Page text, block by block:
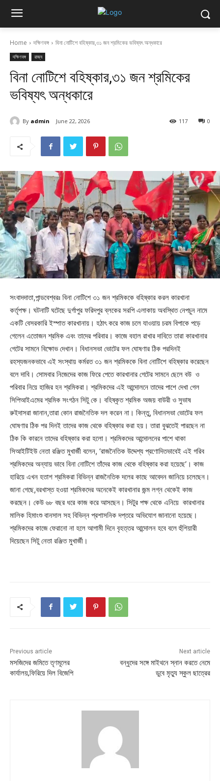
Home দক্ষিণবঙ্গ বিনা নোটিশে বহিষ্কার,৩১ জন শ্রমিকের ভবিষ্যৎ অন্ধকারে
দক্ষিণবঙ্গ রাজ্য
বিনা নোটিশে বহিষ্কার,৩১ জন শ্রমিকের
ভবিষ্যৎ অন্ধকারে
By admin June 22, 2026 0
117
সংবাদদাতা,পান্ডবেশ্বরঃ বিনা নোটিশে ৩১ জন শ্রমিককে বহিষ্কার করল কারখানা
কর্তৃপক্ষ। ঘটনাটি ঘটেছে দুর্গাপুর ফরিদপুর ব্লকের সরপি এলাকায় অবস্থিত নেপচুন নামে
একটি বেসরকারি ইস্পাত কারখানায়। হঠাৎ করে কাজ চলে যাওয়ায় চরম বিপাকে পড়ে
গেলেন এতোজন শ্রমিক এবং তাদের পরিবার। কাজে বহাল রাখার দাবিতে তারা কারখানার
গেটের সামনে বিক্ষোভ দেখান। বিধানসভা ভোটের ফল ঘোষণার ঠিক পরদিনই
রহস্যজনকভাবে এই সংস্থায় কর্মরত ৩১ জন শ্রমিককে বিনা নোটিশে বহিষ্কার করেছেন
বলে দাবি। সোমবার নিজেদের কাজ ফিরে পেতে কারখানার গেটের সামনে ছেলে বউ ও
পরিবার নিয়ে হাজির হন শ্রমিকরা। শ্রমিকদের এই আন্দোলনে তাদের পাশে দেখা গেল
সিপিআইএমের শ্রমিক সংগঠন সিটু কে। বহিষ্কৃত শ্রমিক অজয় বাউরী ও সুভাষ
রুইদাসরা জানান,তারা কোন রাজনৈতিক দল করেন না। কিন্তু, বিধানসভা ভোটের ফল
ঘোষণার ঠিক পর দিনই তাদের কাজ থেকে বহিষ্কার করা হয়। তারা বুঝতেই পারছেন না
ঠিক কি কারনে তাদের বহিষ্কার করা হলো। শ্রমিকদের আন্দোলনের পাশে থাকা
সিআইটিইউ নেতা রঞ্জিত মুখার্জী বলেন, ‘রাজনৈতিক উদ্দেশ্য প্রণোদিতভাবেই এই গরিব
শ্রমিকদের অন্যায় ভাবে বিনা নোটিশে তাঁদের কাজ থেকে বহিষ্কার করা হয়েছে’। কাজ
হারিয়ে এখন হতাশ শ্রমিকরা বিভিন্ন রাজনৈতিক দলের কাছে আবেদন জানিয়ে চলেছেন।
জানা গেছে,বরখাস্ত হওয়া শ্রমিকদের অনেকেই কারখানার জন্ম লগ্ন থেকেই কাজ
করছেন। কেউ ৬৮ বছর ধরে কাজ করে আসছেন। সিটুর পক্ষ থেকে এনিয়ে কারখানার
মালিক হিমাংশু বানসাল সহ বিভিন্ন প্রশাসনিক দপ্তরে অভিযোগ জানানো হয়েছে।
শ্রমিকদের কাজে ফেরানো না হলে আগামী দিনে বৃহত্তর আন্দোলন হবে বলে হুঁশিয়ারী
দিয়েছেন সিটু নেতা রঞ্জিত মুখার্জী।
Previous article
মসজিদের জমিতে তৃণমূলের
কার্যালয়,ফিরিয়ে দিল বিজেপি
Next article
বন্ধুদের সঙ্গে মাইথনে স্নান করতে নেমে
ডুবে মৃত্যু স্কুল ছাত্রের